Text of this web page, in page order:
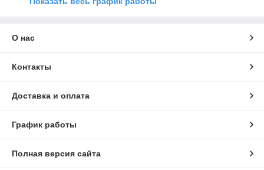
О нас
Контакты
Доставка и оплата
График работы
Полная версия сайта